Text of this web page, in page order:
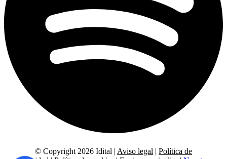
© Copyright 2026 Idital | Aviso legal | Política de